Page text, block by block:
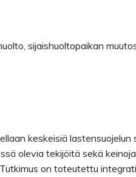
sijaishuoltopaikan
keskeisiä lastensuojelun
olevia tekijöitä sekä
on toteutettu